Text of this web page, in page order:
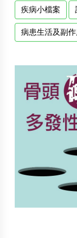
疾病小檔案
病患生活及副